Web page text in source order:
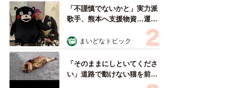
「不謹慎でないかと」実力派
歌手、熊本へ支援物資…運搬
トラックの車体デザインにた
めらい 「痛いほど伝わる」
「行動され立派」
まいどなトピック
「そのままにしといてくださ
い」道路で動けない猫を前に
返された一言… 懸命に生き